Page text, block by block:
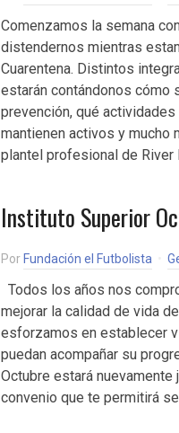
Comenzamos la semana
distendernos mientras
Cuarentena. Distintos
estarán contándonos cómo
prevención, qué
mantienen activos y mucho
plantel profesional de River
Instituto Superior
Por Fundación el Futbolista
Todos los años nos
mejorar la calidad de vida
esforzamos en establecer
puedan acompañar su
Octubre estará nuevamente
convenio que te permitirá